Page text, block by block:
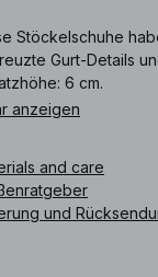
Stöckelschuhe
Gurt-Details
6 cm.
anzeigen
and care
und